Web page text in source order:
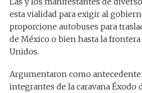
esta vialidad para exigir al
proporcione autobuses para
de México o bien hasta la frontera
Unidos.
Argumentaron como antecedente
integrantes de la caravana Éxodo